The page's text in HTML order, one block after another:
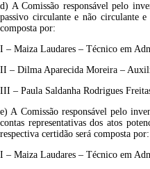
d) A Comissão responsável pelo
passivo circulante e não circulante
composta por:
I – Maiza Laudares – Técnico em
II – Dilma Aparecida Moreira –
III – Paula Saldanha Rodrigues
e) A Comissão responsável pelo
contas representativas dos atos
respectiva certidão será composta por:
I – Maiza Laudares – Técnico em